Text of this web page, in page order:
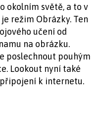
okolním světě, a to v
režim Obrázky. Ten
učení od
na obrázku.
poslechnout pouhým
Lookout nyní také
k internetu.